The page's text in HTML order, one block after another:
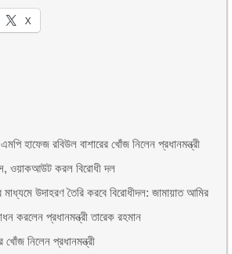
X
হাফেজ রবিউল বাশারের খোঁজ নিলেন প্রধানমন্ত্রী
ওয়াকআউট করল বিরোধী দল
উদাহরণ তৈরি করবে বিরোধীদল: জামায়াত আমির
করলেন প্রধানমন্ত্রী তারেক রহমান
খোঁজ নিলেন প্রধানমন্ত্রী